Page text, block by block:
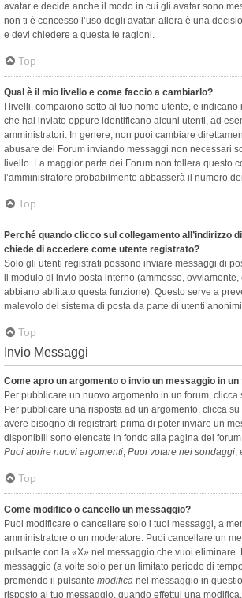
avatar e decide anche il modo in cui gli avatar sono
non ti è concesso l’uso degli avatar, allora è una
e devi chiedere a questa le ragioni.
Top
Qual è il mio livello e come faccio a cambiarlo?
I livelli, compaiono sotto al tuo nome utente, e
che hai inviato oppure identificano alcuni utenti, ad
amministratori. In genere, non puoi cambiare
abusare del Forum inviando messaggi non necessari
livello. La maggior parte dei Forum non tollera questo
l’amministratore probabilmente abbasserà il numero
Top
Perché quando clicco sul collegamento all’indirizzo
chiede di accedere come utente registrato?
Solo gli utenti registrati possono inviare messaggi di
il modulo di invio posta interno (ammesso,
abbiano abilitato questa funzione). Questo serve a
malevolo del sistema di posta da parte di utenti
Top
Invio Messaggi
Come apro un argomento o invio un messaggio in un
Per pubblicare un nuovo argomento in un forum, clicca
Per pubblicare una risposta ad un argomento, clicca su
avere bisogno di registrarti prima di poter inviare un
disponibili sono elencate in fondo alla pagina del
Puoi aprire nuovi argomenti, Puoi votare nei sondaggi,
Top
Come modifico o cancello un messaggio?
Puoi modificare o cancellare solo i tuoi messaggi, a
amministratore o un moderatore. Puoi cancellare un
pulsante con la «X» nel messaggio che vuoi eliminare.
messaggio (a volte solo per un limitato periodo di
premendo il pulsante modifica nel messaggio in
risposto al tuo messaggio, quando effettui una